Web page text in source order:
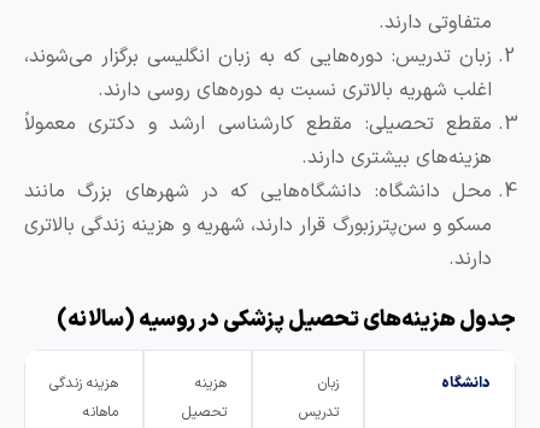
متفاوتی دارند.
زبان تدریس: دوره‌هایی که به زبان انگلیسی برگزار می‌شوند،
اغلب شهریه بالاتری نسبت به دوره‌های روسی دارند.
مقطع تحصیلی: مقطع کارشناسی ارشد و دکتری معمولاً
هزینه‌های بیشتری دارند.
محل دانشگاه: دانشگاه‌هایی که در شهرهای بزرگ مانند
مسکو و سن‌پترزبورگ قرار دارند، شهریه و هزینه زندگی بالاتری
دارند.
هزینه‌های تحصیل پزشکی در روسیه (سالانه)
دانشگاه
تدریس
تحصیل
هزینه زندگی
ماهانه